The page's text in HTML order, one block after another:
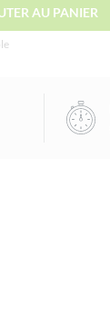
AU PANIER